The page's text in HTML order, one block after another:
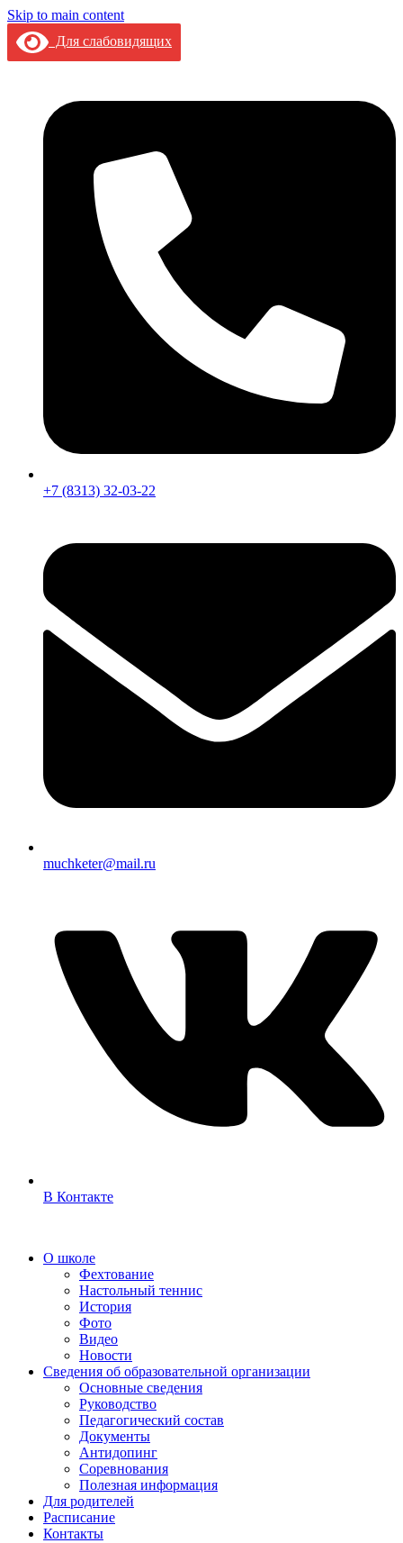
Skip to main content
Для слабовидящих
+7 (8313) 32-03-22
muchketer@mail.ru
В Контакте
О школе
Фехтование
Настольный теннис
История
Фото
Видео
Новости
Сведения об образовательной организации
Основные сведения
Руководство
Педагогический состав
Документы
Антидопинг
Соревнования
Полезная информация
Для родителей
Расписание
Контакты